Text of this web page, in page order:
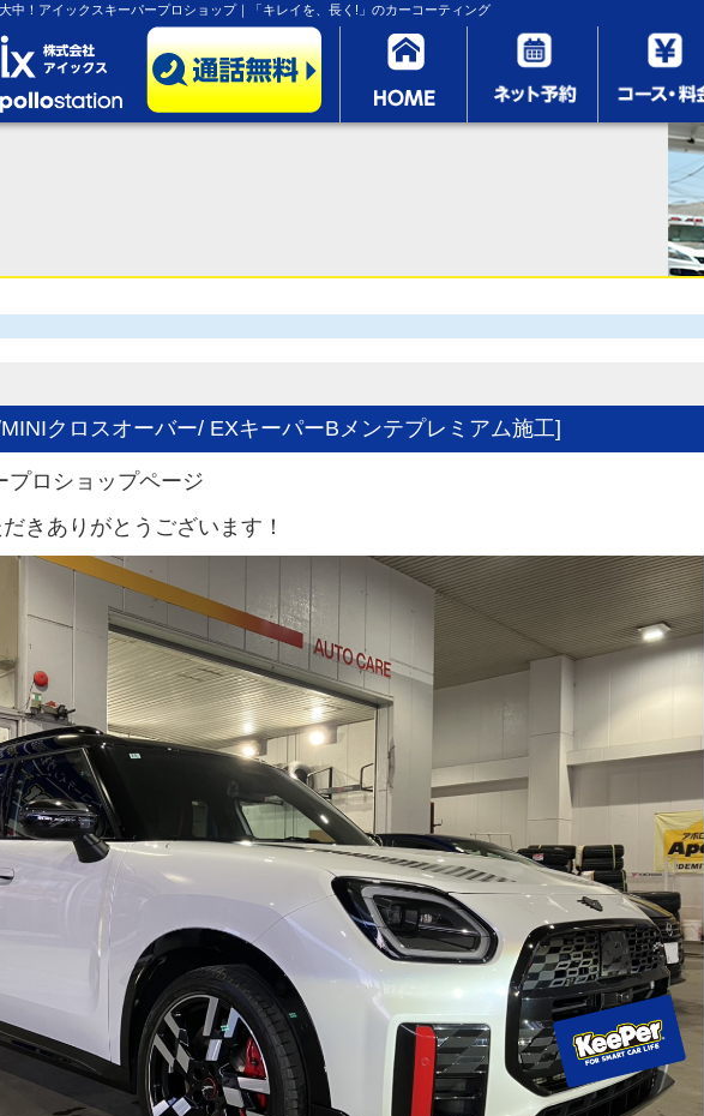
中！アイックスキーパープロショップ｜「キレイを、長く!」のカーコーティング
クロスオーバー/ EXキーパーBメンテプレミアム施工]
プロショップページ
きありがとうございます！